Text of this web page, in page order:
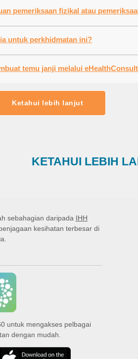
Bagaimana dengan keperluan pemeriksaan
Apakah waktu yang tersedia untuk perkhidmatan ini?
Bagaimana saya boleh membuat temu janji melalui
Ketahui lebih lanjut
KETAHUI LEBIH
sebahagian daripada IHH
kesihatan terbesar di
untuk mengakses pelbagai
dengan mudah.